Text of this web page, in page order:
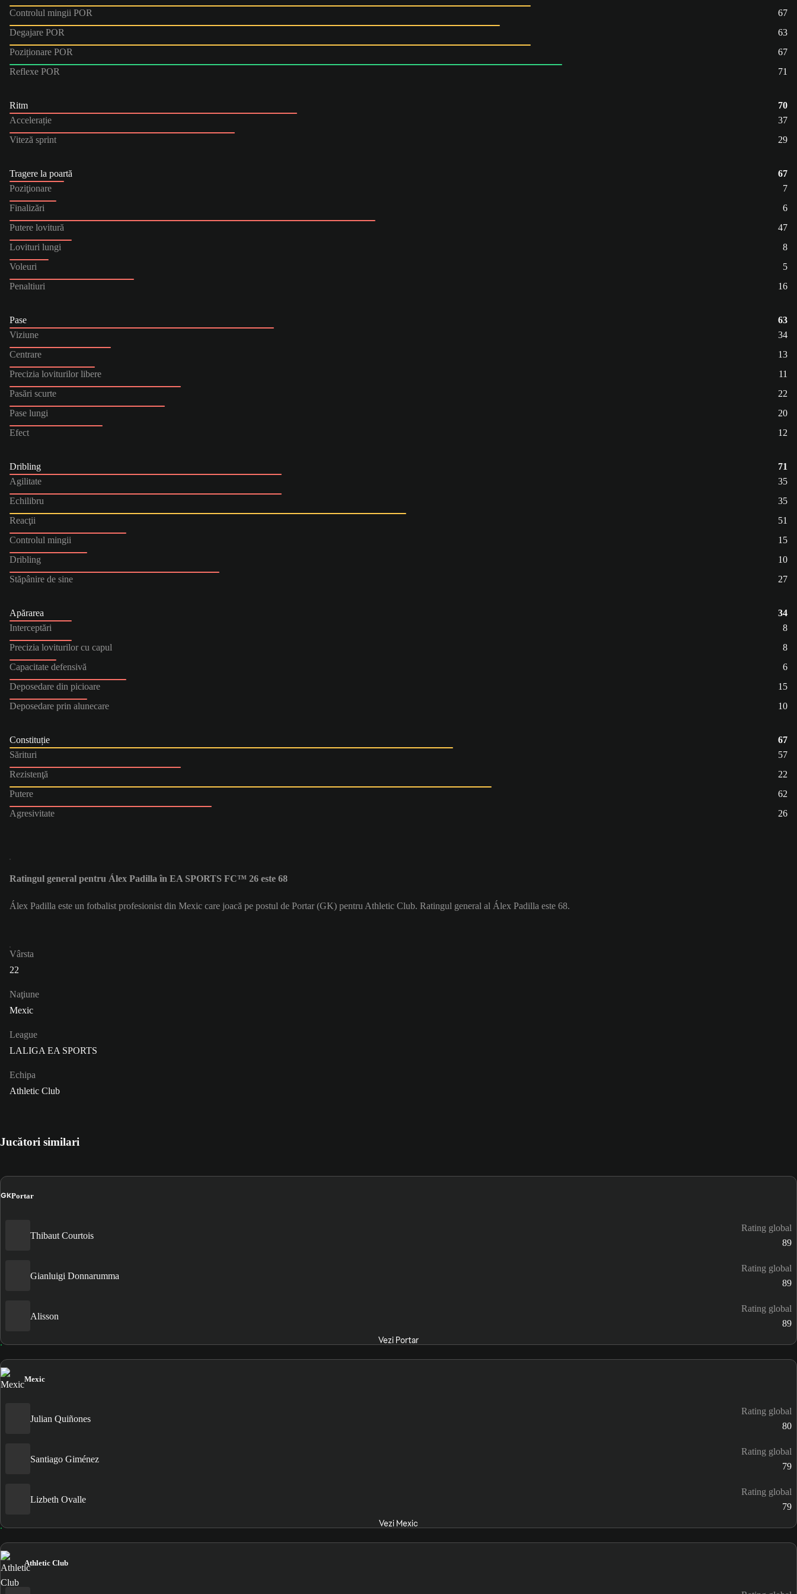
Controlul mingii POR
67
Degajare POR
63
Poziționare POR
67
Reflexe POR
71
Ritm
70
Accelerație
37
Viteză sprint
29
Tragere la poartă
67
Poziţionare
7
Finalizări
6
Putere lovitură
47
Lovituri lungi
8
Voleuri
5
Penaltiuri
16
Pase
63
Viziune
34
Centrare
13
Precizia loviturilor libere
11
Pasări scurte
22
Pase lungi
20
Efect
12
Dribling
71
Agilitate
35
Echilibru
35
Reacţii
51
Controlul mingii
15
Dribling
10
Stăpânire de sine
27
Apărarea
34
Interceptări
8
Precizia loviturilor cu capul
8
Capacitate defensivă
6
Deposedare din picioare
15
Deposedare prin alunecare
10
Constituție
67
Sărituri
57
Rezistenţă
22
Putere
62
Agresivitate
26
Ratingul general pentru Álex Padilla în EA SPORTS FC™ 26 este 68
Álex Padilla este un fotbalist profesionist din Mexic care joacă pe postul de Portar (GK) pentru Athletic Club. Ratingul general al Álex Padilla este 68.
Vârsta
22
Naţiune
Mexic
League
LALIGA EA SPORTS
Echipa
Athletic Club
Jucători similari
GKPortar
Thibaut Courtois
Rating global
89
Gianluigi Donnarumma
Rating global
89
Alisson
Rating global
89
Vezi Portar
Mexic
Julian Quiñones
Rating global
80
Santiago Giménez
Rating global
79
Lizbeth Ovalle
Rating global
79
Vezi Mexic
Athletic Club